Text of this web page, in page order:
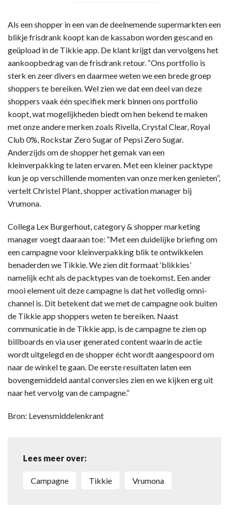
Als een shopper in een van de deelnemende supermarkten een
blikje frisdrank koopt kan de kassabon worden gescand en
geüpload in de Tikkie app. De klant krijgt dan vervolgens het
aankoopbedrag van de frisdrank retour. “Ons portfolio is
sterk en zeer divers en daarmee weten we een brede groep
shoppers te bereiken. Wel zien we dat een deel van deze
shoppers vaak één specifiek merk binnen ons portfolio
koopt, wat mogelijkheden biedt om hen bekend te maken
met onze andere merken zoals Rivella, Crystal Clear, Royal
Club 0%, Rockstar Zero Sugar of Pepsi Zero Sugar.
Anderzijds om de shopper het gemak van een
kleinverpakking te laten ervaren. Met een kleiner packtype
kun je op verschillende momenten van onze merken genieten”,
vertelt Christel Plant, shopper activation manager bij
Vrumona.
Collega Lex Burgerhout, category & shopper marketing
manager voegt daaraan toe: “Met een duidelijke briefing om
een campagne voor kleinverpakking blik te ontwikkelen
benaderden we Tikkie. We zien dit formaat ‘blikkies’
namelijk echt als de packtypes van de toekomst. Een ander
mooi element uit deze campagne is dat het volledig omni-
channel is. Dit betekent dat we met de campagne ook buiten
de Tikkie app shoppers weten te bereiken. Naast
communicatie in de Tikkie app, is de campagne te zien op
billboards en via user generated content waarin de actie
wordt uitgelegd en de shopper écht wordt aangespoord om
naar de winkel te gaan. De eerste resultaten laten een
bovengemiddeld aantal conversies zien en we kijken erg uit
naar het vervolg van de campagne.”
Bron: Levensmiddelenkrant
Lees meer over:
campagne Tikkie Vrumona